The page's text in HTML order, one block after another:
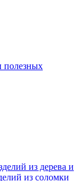
полезных
из дерева и
из соломки